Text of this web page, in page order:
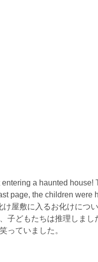
a haunted house!
page, the children were
屋敷に入るお化けにつ
子どもたちは推理しま
っていました。